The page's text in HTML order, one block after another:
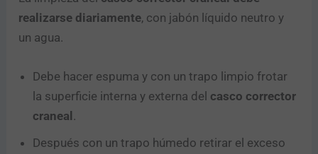
realizarse diariamente, con jabón líquido neutro y
un agua.
Debe hacer espuma y con un trapo limpio frotar
la superficie interna y externa del casco corrector
craneal .
Después con un trapo húmedo retirar el exceso